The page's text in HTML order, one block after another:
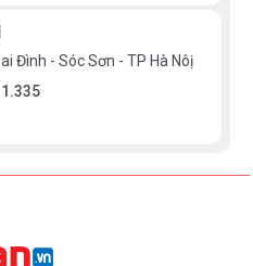
Đình - Sóc Sơn - TP Hà Nôị